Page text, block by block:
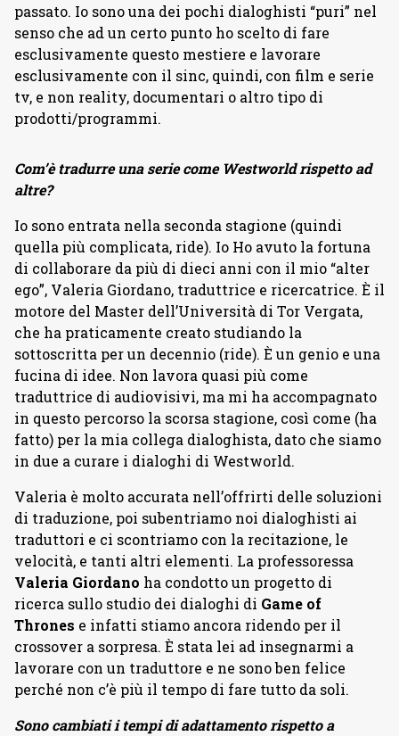
passato. Io sono una dei pochi dialoghisti “puri” nel
senso che ad un certo punto ho scelto di fare
esclusivamente questo mestiere e lavorare
esclusivamente con il sinc, quindi, con film e serie
tv, e non reality, documentari o altro tipo di
prodotti/programmi.
Com’è tradurre una serie come Westworld rispetto ad
altre?
Io sono entrata nella seconda stagione (quindi
quella più complicata, ride). Io Ho avuto la fortuna
di collaborare da più di dieci anni con il mio “alter
ego”, Valeria Giordano, traduttrice e ricercatrice. È il
motore del Master dell’Università di Tor Vergata,
che ha praticamente creato studiando la
sottoscritta per un decennio (ride). È un genio e una
fucina di idee. Non lavora quasi più come
traduttrice di audiovisivi, ma mi ha accompagnato
in questo percorso la scorsa stagione, così come (ha
fatto) per la mia collega dialoghista, dato che siamo
in due a curare i dialoghi di Westworld.
Valeria è molto accurata nell’offrirti delle soluzioni
di traduzione, poi subentriamo noi dialoghisti ai
traduttori e ci scontriamo con la recitazione, le
velocità, e tanti altri elementi. La professoressa
Valeria Giordano ha condotto un progetto di
ricerca sullo studio dei dialoghi di Game of
Thrones e infatti stiamo ancora ridendo per il
crossover a sorpresa. È stata lei ad insegnarmi a
lavorare con un traduttore e ne sono ben felice
perché non c’è più il tempo di fare tutto da soli.
Sono cambiati i tempi di adattamento rispetto a